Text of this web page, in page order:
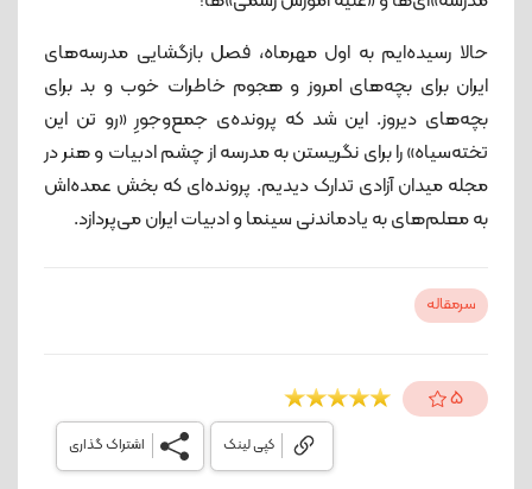
حالا رسیده‌ایم به اول مهرماه، فصل بازگشایی مدرسه‌های
ایران برای بچه‌های امروز و هجوم خاطرات خوب و بد برای
بچه‌های دیروز. این شد که پرونده‌ی جمع‌وجورِ «رو تن این
تخته‌سیاه» را برای نگریستن به مدرسه از چشم ادبیات و هنر در
مجله میدان آزادی تدارک دیدیم. پرونده‌ای که بخش عمده‌اش
به معلم‌های به یادماندنی سینما و ادبیات ایران می‌پردازد.
سرمقاله
5
اشتراک گذاری کپی لینک